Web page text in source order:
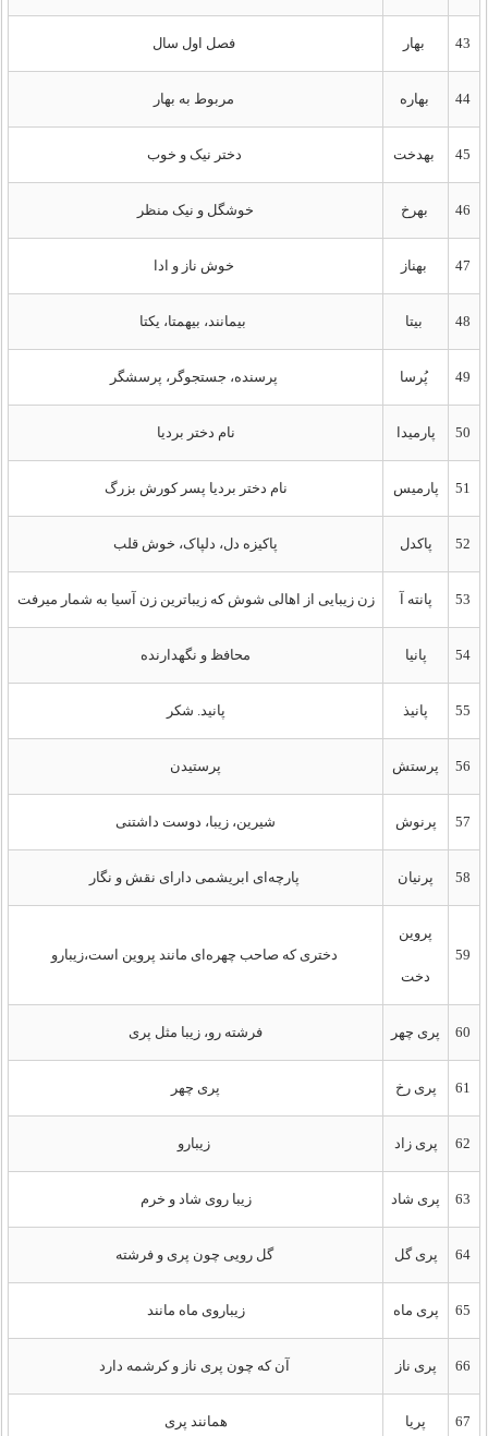
بهار فصل اول سال
44 بهاره مربوط به بهار
بهدخت دختر نیک و خوب
بهرخ خوشگل و نیک منظر
بهناز خوش ناز و ادا
بیتا بیمانند، بیهمتا، یکتا
پُرسا پرسنده، جستجوگر، پرسشگر
پارمیدا نام دختر بردیا
پارمیس نام دختر بردیا پسر کورش بزرگ
پاکدل پاکیزه دل، دلپاک، خوش قلب
پانته آ زن زیبایی از اهالی شوش که زیباترین زن آسیا به شمار میرفت
54 پانیا محافظ و نگهدارنده
پانیذ پانید. شکر
پرستش پرستیدن
پرنوش شیرین، زیبا، دوست داشتنی
پرنیان پارچه‌ای ابریشمی دارای نقش و نگار
پروین
دخت
دختری که صاحب چهره‌ای مانند پروین است،زیبارو
پری چهر فرشته رو، زیبا مثل پری
پری رخ پری چهر
پری زاد زیبارو
پری شاد زیبا روی شاد و خرم
64 پری گل گل رویی چون پری و فرشته
پری ماه زیباروی ماه مانند
پری ناز آن که چون پری ناز و کرشمه دارد
پریا همانند پری